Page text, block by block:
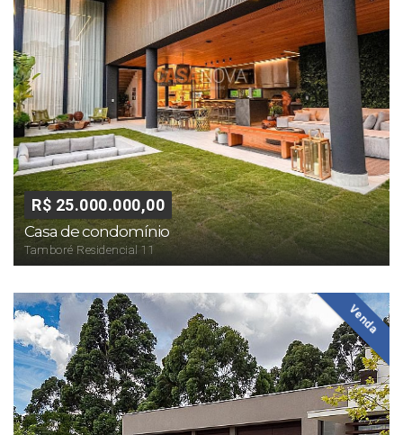
R$ 25.000.000,00
Casa de condomínio
Tamboré Residencial 11
Venda